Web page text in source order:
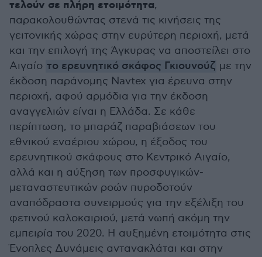
τελούν σε πλήρη ετοιμότητα,
παρακολουθώντας στενά τις κινήσεις της
γειτονικής χώρας στην ευρύτερη περιοχή, μετά
και την επιλογή της Άγκυρας να αποστείλει στο
Αιγαίο το ερευνητικό σκάφος Γκιουνούζ με την
έκδοση παράνομης Navtex για έρευνα στην
περιοχή, αφού αρμόδια για την έκδοση
αναγγελιών είναι η Ελλάδα. Σε κάθε
περίπτωση, το μπαράζ παραβιάσεων του
εθνικού εναέριου χώρου, η έξοδος του
ερευνητικού σκάφους στο Κεντρικό Αιγαίο,
αλλά και η αύξηση των προσφυγικών-
μεταναστευτικών ροών πυροδοτούν
αναπόδραστα συνειρμούς για την εξέλιξη του
φετινού καλοκαιριού, μετά νωπή ακόμη την
εμπειρία του 2020. Η αυξημένη ετοιμότητα στις
Ένοπλες Δυνάμεις αντανακλάται και στην